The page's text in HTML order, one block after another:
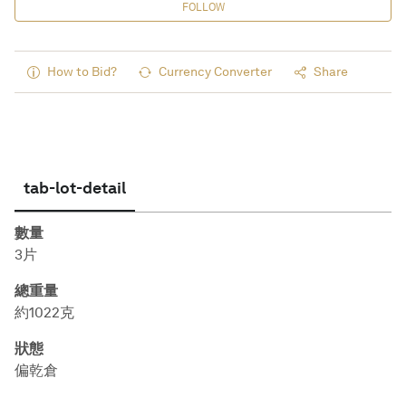
FOLLOW
How to Bid? Currency Converter Share
tab-lot-detail
數量
3片
總重量
約1022克
狀態
偏乾倉